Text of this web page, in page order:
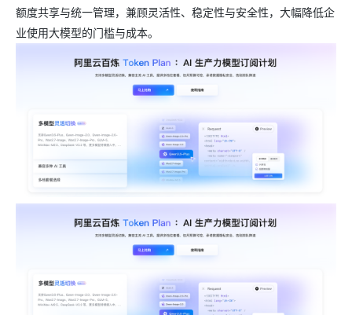
额度共享与统一管理，兼顾灵活性、稳定性与安全性，大幅降低企
业使用大模型的门槛与成本。